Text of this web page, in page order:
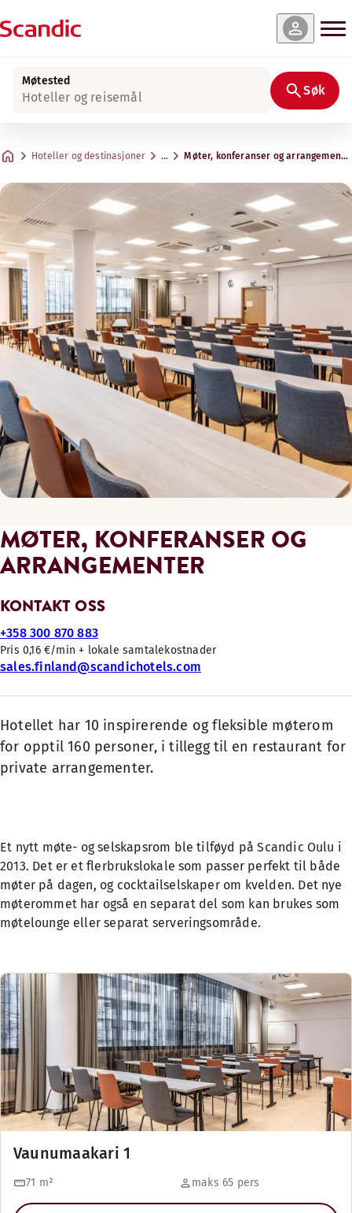
Møtested
Hoteller og reisemål Søk
Hoteller og destinasjoner … Møter, konferanser og
MØTER, KONFERANSER OG
ARRANGEMENTER
KONTAKT OSS
+358 300 870 883
Pris 0,16 €/min + lokale samtalekostnader
sales.finland@scandichotels.com
Hotellet har 10 inspirerende og fleksible møterom
for opptil 160 personer, i tillegg til en restaurant for
private arrangementer.
Et nytt møte- og selskapsrom ble tilføyd på Scandic Oulu i
2013. Det er et flerbrukslokale som passer perfekt til både
møter på dagen, og cocktailselskaper om kvelden. Det nye
møterommet har også en separat del som kan brukes som
møtelounge eller separat serveringsområde.
Vaunumaakari 1
71 m² maks 65 pers